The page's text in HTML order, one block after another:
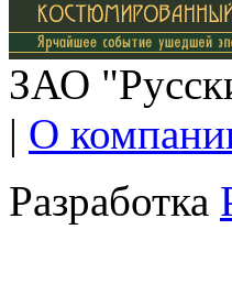
ЗАО
| О
Разработка